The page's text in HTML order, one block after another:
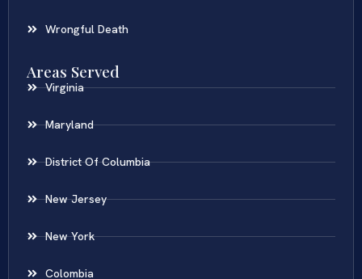
Wrongful Death
Areas Served
Virginia
Maryland
District Of Columbia
New Jersey
New York
Colombia